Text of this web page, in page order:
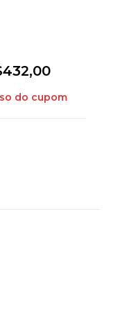
432,00
do cupom